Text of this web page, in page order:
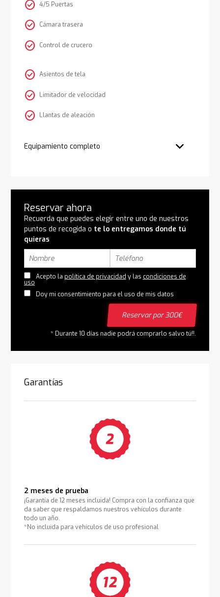
check_circle 4/5 Puertas
check_circle Cámara trasera
check_circle Control de crucero
check_circle Asientos de tela
check_circle Limitador de velocidad
check_circle Llantas de aleación
Equipamiento completo
Reservar ahora
Recuerda que puedes elegir entre uno de nuestros
puntos de recogida o te lo entregamos donde tú
quieras
Acepto la política de privacidad y las condiciones de
uso
Doy mi consentimiento para el uso de mis datos
Reservar por 300€
* Durante 10 días nadie podrá comprarlo salvo tú!!.
Garantías
2 meses de prueba
¡Garantía de 12 meses incluida! Compra con la confianza que
da saber que respaldamos nuestros vehículos durante
todo un año.
*No incluida para vehículos de uso profesional